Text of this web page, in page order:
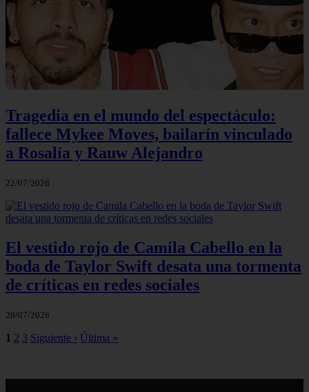
Tragedia en el mundo del espectáculo:
fallece Mykee Moves, bailarín vinculado
a Rosalía y Rauw Alejandro
22/07/2026
El vestido rojo de Camila Cabello en la
boda de Taylor Swift desata una tormenta
de críticas en redes sociales
20/07/2026
1 2 3 Siguiente › Última »